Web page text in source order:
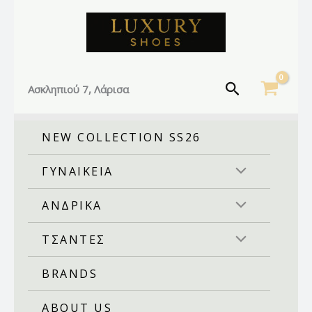
Ασκληπιού 7, Λάρισα Αναζήτηση
NEW COLLECTION SS26
ΓΥΝΑΙΚΕΙΑ
ΑΝΔΡΙΚΑ
ΤΣΑΝΤΕΣ
BRANDS
ABOUT US